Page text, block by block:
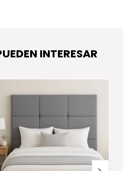
INTERESAR